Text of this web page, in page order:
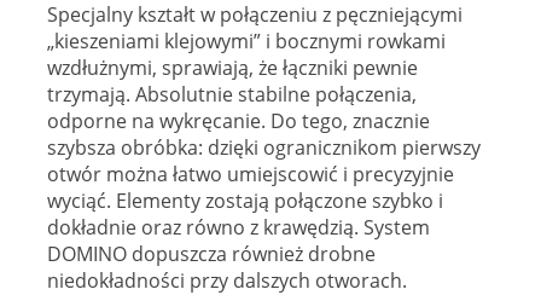
Specjalny kształt w połączeniu z pęczniejącymi
„kieszeniami klejowymi” i bocznymi rowkami
wzdłużnymi, sprawiają, że łączniki pewnie
trzymają. Absolutnie stabilne połączenia,
odporne na wykręcanie. Do tego, znacznie
szybsza obróbka: dzięki ogranicznikom pierwszy
otwór można łatwo umiejscowić i precyzyjnie
wyciąć. Elementy zostają połączone szybko i
dokładnie oraz równo z krawędzią. System
DOMINO dopuszcza również drobne
niedokładności przy dalszych otworach.